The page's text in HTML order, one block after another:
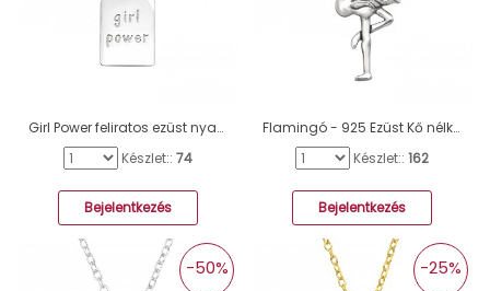
Girl Power feliratos ezüst nyaklánc - 925 Ezüst Kő Nélküli Nyakláncok A4S46716
Készlet:: 74
Bejelentkezés
Flamingó - 925 Ezüst Kő nélküli nyakláncok A4S44141
Készlet:: 162
Bejelentkezés
-50% -25%